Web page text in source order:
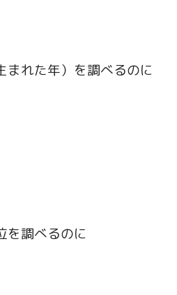
れた年）を調べるのに
調べるのに